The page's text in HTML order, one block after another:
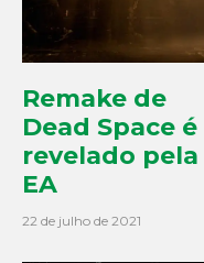
Remake de
Dead Space é
revelado pela
EA
22 de julho de 2021